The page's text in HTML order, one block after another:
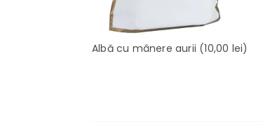
Albă cu mânere aurii (10,00 lei)